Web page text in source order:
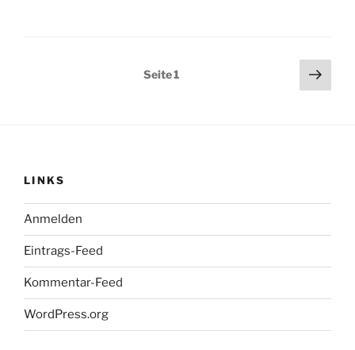
Seitennummerierung
Seite1
LINKS
Anmelden
Eintrags-Feed
Kommentar-Feed
WordPress.org